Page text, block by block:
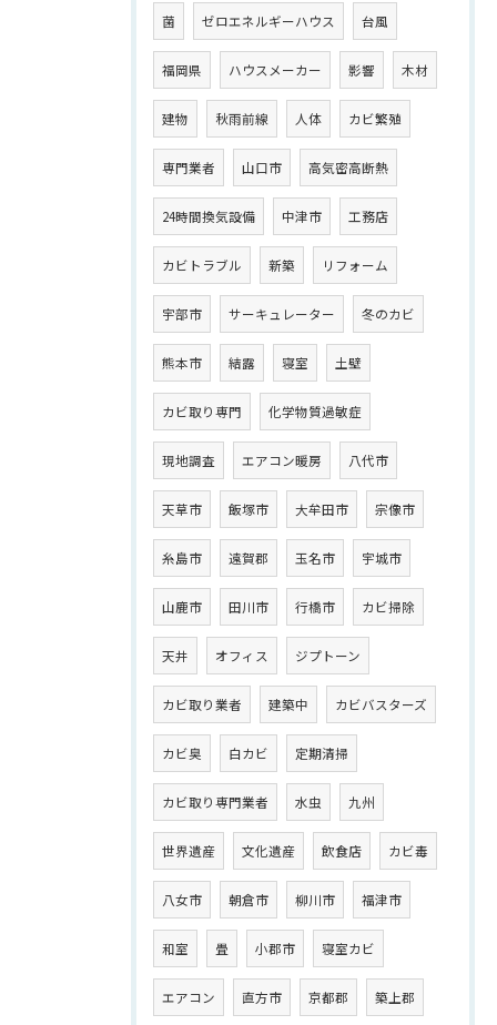
菌 ゼロエネルギーハウス 台風
福岡県 ハウスメーカー 影響 木材
建物 秋雨前線 人体 カビ繁殖
専門業者 山口市 高気密高断熱
24時間換気設備 中津市 工務店
カビトラブル 新築 リフォーム
宇部市 サーキュレーター 冬のカビ
熊本市 結露 寝室 土壁
カビ取り専門 化学物質過敏症
現地調査 エアコン暖房 八代市
天草市 飯塚市 大牟田市 宗像市
糸島市 遠賀郡 玉名市 宇城市
山鹿市 田川市 行橋市 カビ掃除
天井 オフィス ジプトーン
カビ取り業者 建築中 カビバスターズ
カビ臭 白カビ 定期清掃
カビ取り専門業者 水虫 九州
世界遺産 文化遺産 飲食店 カビ毒
八女市 朝倉市 柳川市 福津市
和室 畳 小郡市 寝室カビ
エアコン 直方市 京都郡 築上郡